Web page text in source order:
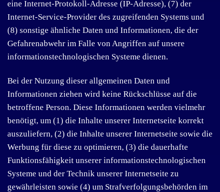
eine Internet-Protokoll-Adresse (IP-Adresse), (7) der
Internet-Service-Provider des zugreifenden Systems und
(8) sonstige ähnliche Daten und Informationen, die der
Gefahrenabwehr im Falle von Angriffen auf unsere
informationstechnologischen Systeme dienen.
Bei der Nutzung dieser allgemeinen Daten und
Informationen ziehen wird keine Rückschlüsse auf die
betroffene Person. Diese Informationen werden vielmehr
benötigt, um (1) die Inhalte unserer Internetseite korrekt
auszuliefern, (2) die Inhalte unserer Internetseite sowie die
Werbung für diese zu optimieren, (3) die dauerhafte
Funktionsfähigkeit unserer informationstechnologischen
Systeme und der Technik unserer Internetseite zu
gewährleisten sowie (4) um Strafverfolgungsbehörden im